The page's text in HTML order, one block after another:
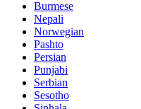
Burmese
Nepali
Norwegian
Pashto
Persian
Punjabi
Serbian
Sesotho